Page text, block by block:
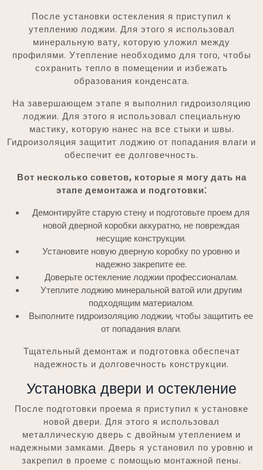
После установки остекления я приступил к
утеплению лоджии. Для этого я использовал
минеральную вату, которую уложил между
профилями. Утепление необходимо для того, чтобы
сохранить тепло в помещении и избежать
образования конденсата.
На завершающем этапе я выполнил гидроизоляцию
лоджии. Для этого я использовал специальную
мастику, которую нанес на все стыки и швы.
Гидроизоляция защитит лоджию от попадания влаги и
обеспечит ее долговечность.
Вот несколько советов, которые я могу дать на
этапе демонтажа и подготовки⁚
Демонтируйте старую стену и подготовьте проем для
новой дверной коробки аккуратно, не повреждая
несущие конструкции.
Установите новую дверную коробку по уровню и
надежно закрепите ее.
Доверьте остекление лоджии профессионалам.
Утеплите лоджию минеральной ватой или другим
подходящим материалом.
Выполните гидроизоляцию лоджии, чтобы защитить ее
от попадания влаги.
Тщательный демонтаж и подготовка обеспечат
надежность и долговечность конструкции.
Установка двери и остекление
После подготовки проема я приступил к установке
новой двери. Для этого я использовал
металлическую дверь с двойным утеплением и
надежными замками. Дверь я установил по уровню и
закрепил в проеме с помощью монтажной пены.